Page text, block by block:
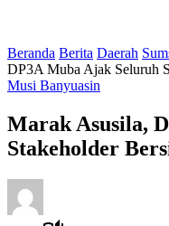
Beranda Berita Daerah
DP3A Muba Ajak Seluruh
Musi Banyuasin
Marak Asusila,
Stakeholder